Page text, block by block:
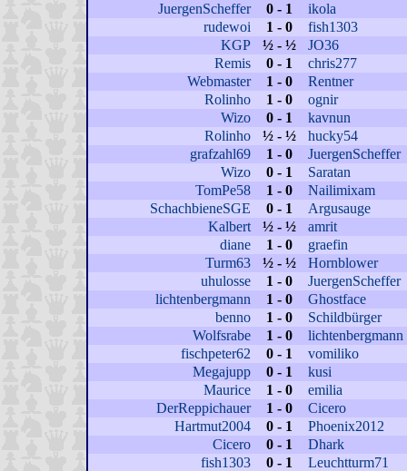
JuergenScheffer
0 - 1
ikola
rudewoi
1 - 0
fish1303
KGP
½ - ½
JO36
Remis
0 - 1
chris277
Webmaster
1 - 0
Rentner
Rolinho
1 - 0
ognir
Wizo
0 - 1
kavnun
Rolinho
½ - ½
hucky54
grafzahl69
1 - 0
JuergenScheffer
Wizo
0 - 1
Saratan
TomPe58
1 - 0
Nailimixam
SchachbieneSGE
0 - 1
Argusauge
Kalbert
½ - ½
amrit
diane
1 - 0
graefin
Turm63
½ - ½
Hornblower
uhulosse
1 - 0
JuergenScheffer
lichtenbergmann
1 - 0
Ghostface
benno
1 - 0
Schildbürger
Wolfsrabe
1 - 0
lichtenbergmann
fischpeter62
0 - 1
vomiliko
Megajupp
0 - 1
kusi
Maurice
1 - 0
emilia
DerReppichauer
1 - 0
Cicero
Hartmut2004
0 - 1
Phoenix2012
Cicero
0 - 1
Dhark
fish1303
0 - 1
Leuchtturm71